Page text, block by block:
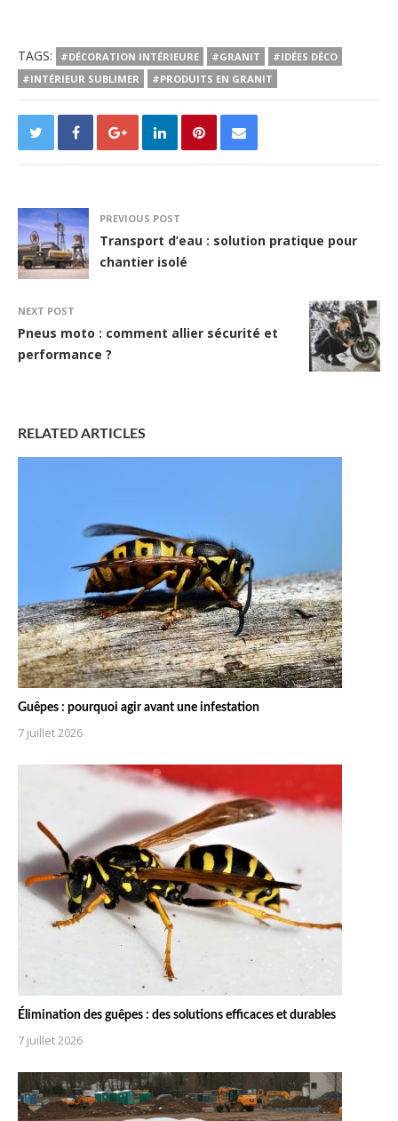
TAGS: #DÉCORATION INTÉRIEURE #GRANIT
#IDÉES DÉCO
#INTÉRIEUR SUBLIMER
#PRODUITS EN GRANIT
PREVIOUS POST
Transport d’eau : solution pratique pour
chantier isolé
NEXT POST
Pneus moto : comment allier sécurité et
performance ?
RELATED ARTICLES
Guêpes : pourquoi agir avant une infestation
7 juillet 2026
Élimination des guêpes : des solutions efficaces et durables
7 juillet 2026